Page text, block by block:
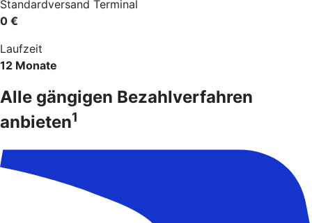
Standardversand Terminal
0 €
Laufzeit
12 Monate
Alle gängigen Bezahlverfahren
anbieten1